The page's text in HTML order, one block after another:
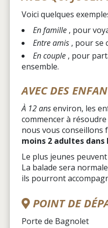
Voici quelques
En famille , pour
Entre amis , pour se
En couple , pour
ensemble.
AVEC DES
À 12 ansenviron, les
commencer à
nous vous conseillons
moins 2 adultes dans
Le plus jeunes
La balade sera
ils pourront
POINT DE
Porte de Bagnolet